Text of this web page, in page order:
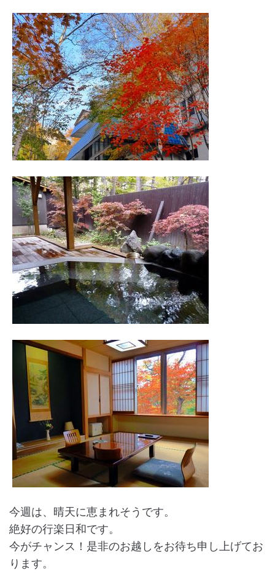
今週は、晴天に恵まれそうです。
絶好の行楽日和です。
今がチャンス！是非のお越しをお待ち申し上げてお
ります。